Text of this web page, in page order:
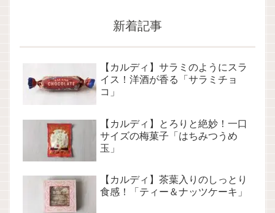
新着記事
【カルディ】サラミのようにスラ
イス！洋酒が香る「サラミチョ
コ」
【カルディ】とろりと絶妙！一口
サイズの梅菓子「はちみつうめ
玉」
【カルディ】茶葉入りのしっとり
食感！「ティー＆ナッツケーキ」